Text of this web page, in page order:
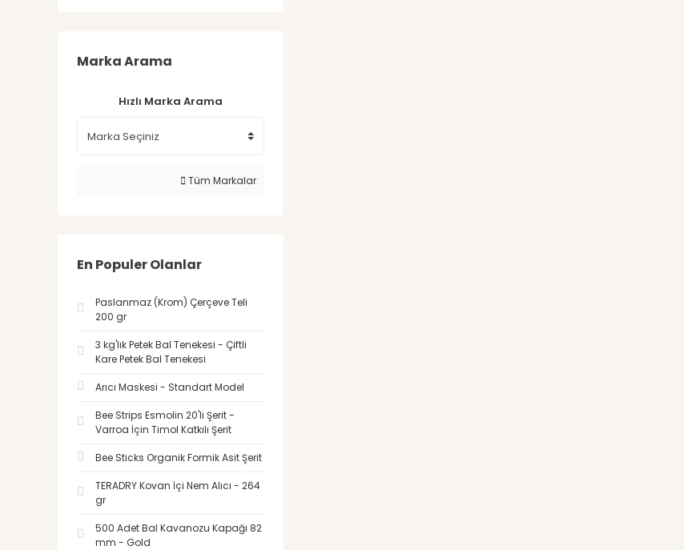
Marka Arama
Hızlı Marka Arama
Tüm Markalar
En Populer Olanlar
Paslanmaz (Krom) Çerçeve Teli
200 gr
3 kg'lık Petek Bal Tenekesi - Çiftli
Kare Petek Bal Tenekesi
Arıcı Maskesi - Standart Model
Bee Strips Esmolin 20'li Şerit -
Varroa İçin Timol Katkılı Şerit
Bee Sticks Organik Formik Asit Şerit
TERADRY Kovan İçi Nem Alıcı - 264
gr
500 Adet Bal Kavanozu Kapağı 82
mm - Gold